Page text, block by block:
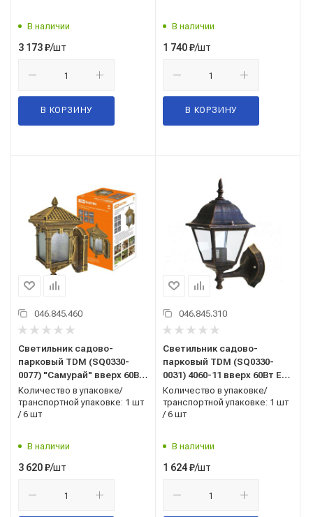
В наличии
3 173₽/шт
В КОРЗИНУ
В наличии
1 740₽/шт
В КОРЗИНУ
046.845.460
Светильник садово-
парковый TDM (SQ0330-
0077) "Самурай" вверх 60Вт
E27 бронза
Количество в упаковке/
транспортной упаковке: 1 шт
/ 6 шт
В наличии
3 620₽/шт
046.845.310
Светильник садово-
парковый TDM (SQ0330-
0031) 4060-11 вверх 60Вт E27
бронза
Количество в упаковке/
транспортной упаковке: 1 шт
/ 6 шт
В наличии
1 624₽/шт